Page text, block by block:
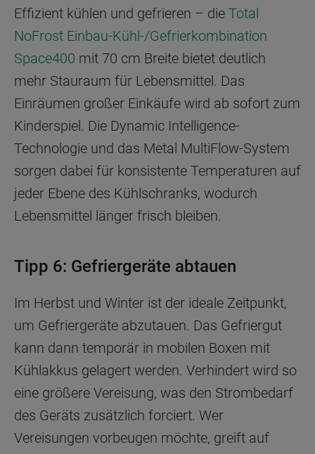
Effizient kühlen und gefrieren – die Total
NoFrost Einbau-Kühl-/Gefrierkombination
Space400 mit 70 cm Breite bietet deutlich
mehr Stauraum für Lebensmittel. Das
Einräumen großer Einkäufe wird ab sofort zum
Kinderspiel. Die Dynamic Intelligence-
Technologie und das Metal MultiFlow-System
sorgen dabei für konsistente Temperaturen auf
jeder Ebene des Kühlschranks, wodurch
Lebensmittel länger frisch bleiben.
Tipp 6: Gefriergeräte abtauen
Im Herbst und Winter ist der ideale Zeitpunkt,
um Gefriergeräte abzutauen. Das Gefriergut
kann dann temporär in mobilen Boxen mit
Kühlakkus gelagert werden. Verhindert wird so
eine größere Vereisung, was den Strombedarf
des Geräts zusätzlich forciert. Wer
Vereisungen vorbeugen möchte, greift auf